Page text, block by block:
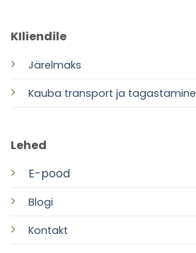
KIliendile
Järelmaks
Kauba transport ja tagastamine
Lehed
E-pood
Blogi
Kontakt